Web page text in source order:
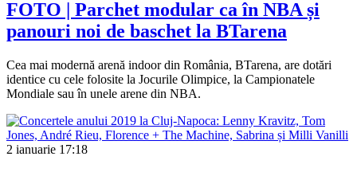
FOTO | Parchet modular ca în NBA și
panouri noi de baschet la BTarena
Cea mai modernă arenă indoor din România, BTarena, are dotări
identice cu cele folosite la Jocurile Olimpice, la Campionatele
Mondiale sau în unele arene din NBA.
2 ianuarie 17:18